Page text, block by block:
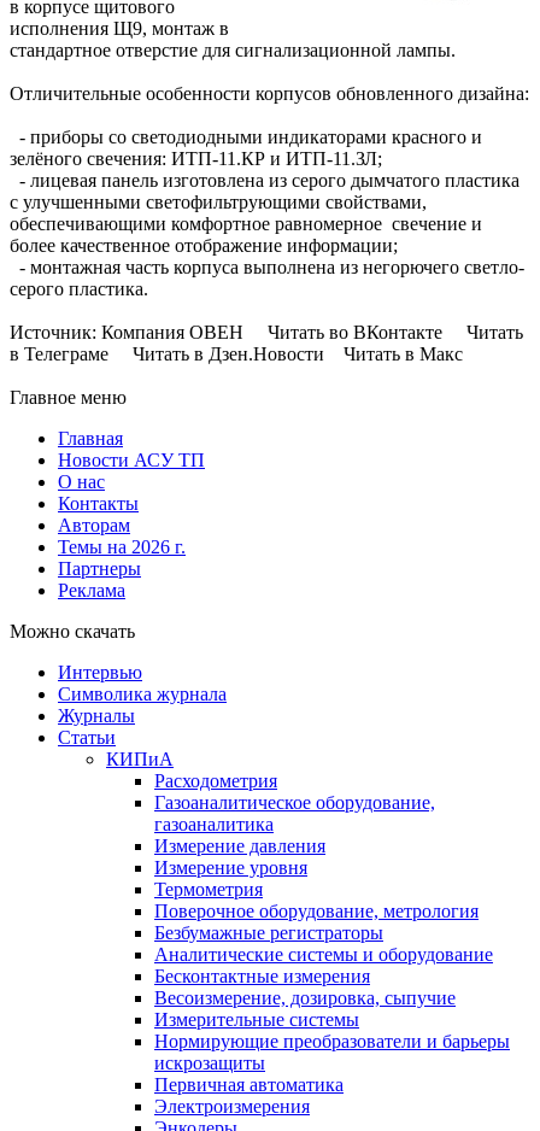
в корпусе щитового
исполнения Щ9, монтаж в
стандартное отверстие для сигнализационной лампы.
Отличительные особенности корпусов обновленного дизайна:
- приборы со светодиодными индикаторами красного и
зелёного свечения: ИТП-11.КР и ИТП-11.ЗЛ;
- лицевая панель изготовлена из серого дымчатого пластика
с улучшенными светофильтрующими свойствами,
обеспечивающими комфортное равномерное свечение и
более качественное отображение информации;
- монтажная часть корпуса выполнена из негорючего светло-
серого пластика.
Источник: Компания ОВЕН Читать во ВКонтакте Читать
в Телеграме Читать в Дзен.Новости Читать в Макс
Главное меню
Главная
Новости АСУ ТП
О нас
Контакты
Авторам
Темы на 2026 г.
Партнеры
Реклама
Можно скачать
Интервью
Символика журнала
Журналы
Статьи
КИПиА
Расходометрия
Газоаналитическое оборудование,
газоаналитика
Измерение давления
Измерение уровня
Термометрия
Поверочное оборудование, метрология
Безбумажные регистраторы
Аналитические системы и оборудование
Бесконтактные измерения
Весоизмерение, дозировка, сыпучие
Измерительные системы
Нормирующие преобразователи и барьеры
искрозащиты
Первичная автоматика
Электроизмерения